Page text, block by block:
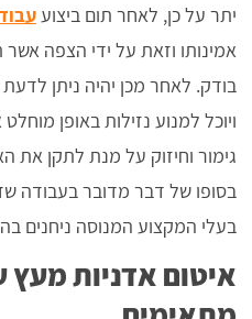
יתר על כן, לאחר תום ביצוע
אמינותו וזאת על ידי הצפה אשר
בודק. לאחר מכן יהיה ניתן
ויוכל למנוע נזילות באופן
גימור וחיזוק על מנת לתקן את
בסופו של דבר מדובר בעבודה
בעלי המקצוע המנוסה ניחנים
איטום אדניות מעץ